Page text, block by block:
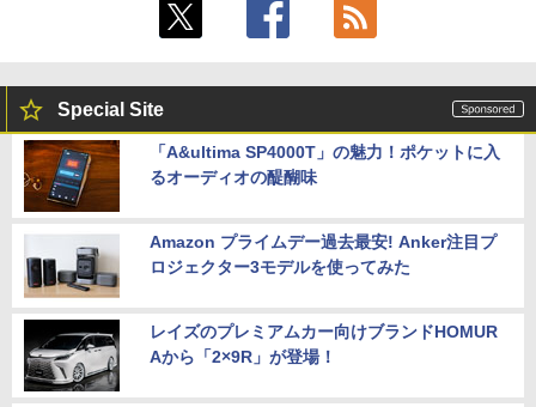
Special Site
「A&ultima SP4000T」の魅力！ポケットに入
るオーディオの醍醐味
Amazon プライムデー過去最安! Anker注目プ
ロジェクター3モデルを使ってみた
レイズのプレミアムカー向けブランドHOMUR
Aから「2×9R」が登場！